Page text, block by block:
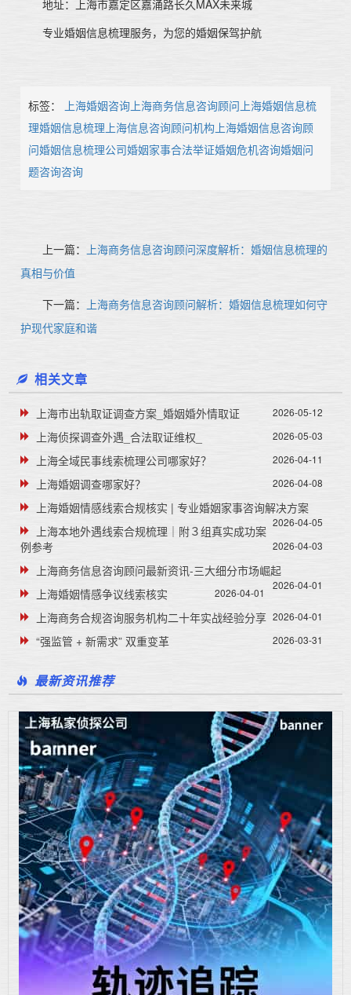
地址：上海市嘉定区嘉涌路长久MAX未来城
专业婚姻信息梳理服务，为您的婚姻保驾护航
标签： 上海婚姻咨询 上海商务信息咨询顾问 上海婚姻信息梳
理婚姻信息梳理 上海信息咨询顾问机构 上海婚姻信息咨询顾
问婚姻信息梳理公司婚姻家事合法举证婚姻危机咨询婚姻问
题咨询咨询
上一篇：
上海商务信息咨询顾问深度解析：婚姻信息梳理的
真相与价值
下一篇：
上海商务信息咨询顾问解析：婚姻信息梳理如何守
护现代家庭和谐
相关文章
上海市出轨取证调查方案_婚姻婚外情取证 2026-05-12
上海侦探调查外遇_合法取证维权_ 2026-05-03
上海全域民事线索梳理公司哪家好？ 2026-04-11
上海婚姻调查哪家好？ 2026-04-08
上海婚姻情感线索合规核实 | 专业婚姻家事咨询解决方案
2026-04-05
上海本地外遇线索合规梳理｜附３组真实成功案
例参考
2026-04-03
上海商务信息咨询顾问最新资讯-三大细分市场崛起
2026-04-01
上海婚姻情感争议线索核实 2026-04-01
上海商务合规咨询服务机构二十年实战经验分享 2026-04-01
“强监管 + 新需求” 双重变革 2026-03-31
最新资讯推荐